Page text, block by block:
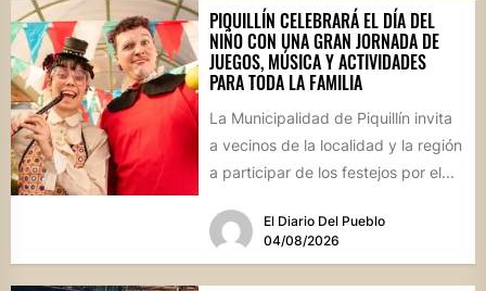
PIQUILLÍN CELEBRARÁ EL DÍA DEL
NIÑO CON UNA GRAN JORNADA DE
JUEGOS, MÚSICA Y ACTIVIDADES
PARA TODA LA FAMILIA
La Municipalidad de Piquillín invita
a vecinos de la localidad y la región
a participar de los festejos por el...
El Diario Del Pueblo
04/08/2026